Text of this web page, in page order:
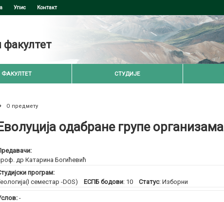
Упис Контакт
факултет
ФАКУЛТЕТ СТУДИЈЕ
О предмету
одабране групе организама
др Катарина Богићевић
програм:
семестар -DOS)
ЕСПБ бодови: 10Статус: Изборни
-